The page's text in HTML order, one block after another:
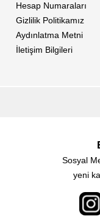
Hesap Numaraları
Gizlilik Politikamız
Aydınlatma Metni
İletişim Bilgileri
Sosyal
yeni